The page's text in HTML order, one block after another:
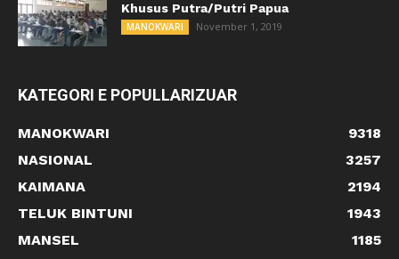
Khusus Putra/Putri Papua
MANOKWARI November 1, 2019
KATEGORI E POPULLARIZUAR
MANOKWARI
9318
NASIONAL
3257
KAIMANA
2194
TELUK BINTUNI
1943
MANSEL
1185